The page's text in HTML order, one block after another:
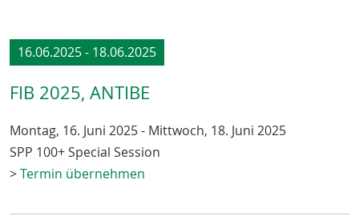
16.06.2025 - 18.06.2025
FIB 2025, ANTIBE
Montag, 16. Juni 2025 - Mittwoch, 18. Juni 2025
SPP 100+ Special Session
>Termin übernehmen